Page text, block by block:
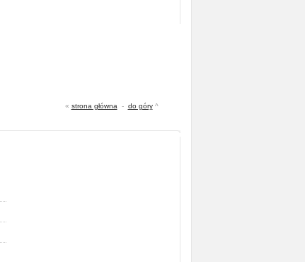
« strona główna - do góry^